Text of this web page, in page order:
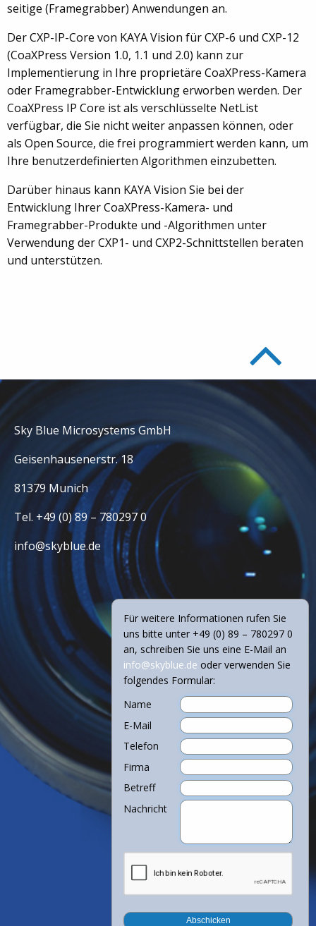
seitige (Framegrabber) Anwendungen an.
Der CXP-IP-Core von KAYA Vision für CXP-6 und CXP-12
(CoaXPress Version 1.0, 1.1 und 2.0) kann zur
Implementierung in Ihre proprietäre CoaXPress-Kamera
oder Framegrabber-Entwicklung erworben werden. Der
CoaXPress IP Core ist als verschlüsselte NetList
verfügbar, die Sie nicht weiter anpassen können, oder
als Open Source, die frei programmiert werden kann, um
Ihre benutzerdefinierten Algorithmen einzubetten.
Darüber hinaus kann KAYA Vision Sie bei der
Entwicklung Ihrer CoaXPress-Kamera- und
Framegrabber-Produkte und -Algorithmen unter
Verwendung der CXP1- und CXP2-Schnittstellen beraten
und unterstützen.
Sky Blue Microsystems GmbH
Geisenhausenerstr. 18
81379 Munich
Tel. +49 (0) 89 – 780297 0
info@skyblue.de
Für weitere Informationen rufen Sie
uns bitte unter +49 (0) 89 – 780297 0
an, schreiben Sie uns eine E-Mail an
info@skyblue.de oder verwenden Sie
folgendes Formular:
Name
E-Mail
Telefon
Firma
Betreff
Nachricht